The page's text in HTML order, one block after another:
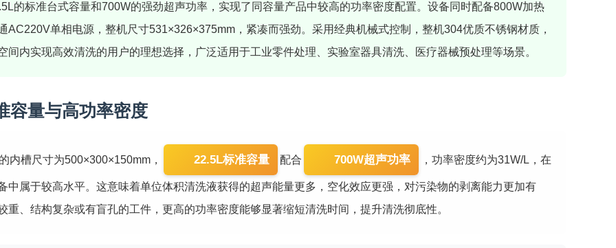
的标准台式容量和700W的强劲超声功率，实现了同容量产品中较高的功率密度配置。设备同时配备800W加热
AC220V单相电源，整机尺寸531×326×375mm，紧凑而强劲。采用经典机械式控制，整机304优质不锈钢材质，
间内实现高效清洗的用户的理想选择，广泛适用于工业零件处理、实验室器具清洗、医疗器械预处理等场景。
容量与高功率密度
内槽尺寸为500×300×150mm， 22.5L标准容量 配合 700W超声功率 ，功率密度约为31W/L，在
中属于较高水平。这意味着单位体积清洗液获得的超声能量更多，空化效应更强，对污染物的剥离能力更加有
重、结构复杂或有盲孔的工件，更高的功率密度能够显著缩短清洗时间，提升清洗彻底性。